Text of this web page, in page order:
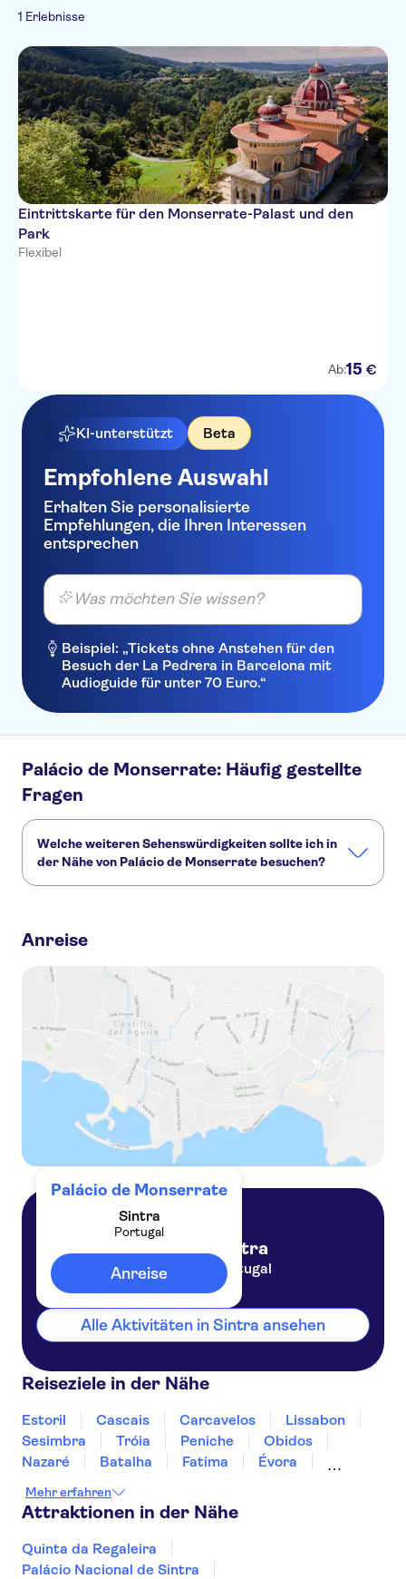
1 Erlebnisse
Eintrittskarte für den Monserrate-Palast und den
Park
Flexibel
Ab:15 €
KI-unterstützt Beta
Empfohlene Auswahl
Erhalten Sie personalisierte
Empfehlungen, die Ihren Interessen
entsprechen
Was möchten Sie wissen?
Beispiel: „Tickets ohne Anstehen für den
Besuch der La Pedrera in Barcelona mit
Audioguide für unter 70 Euro.“
Palácio de Monserrate: Häufig gestellte
Fragen
Welche weiteren Sehenswürdigkeiten sollte ich in
der Nähe von Palácio de Monserrate besuchen?
Quinta da Regaleira
Palácio Nacional de Queluz
Anreise
Palácio de Monserrate
Sintra
Portugal
Anreise
Sintra
Portugal
Alle Aktivitäten in Sintra ansehen
Reiseziele in der Nähe
Estoril Cascais Carcavelos
Lissabon
Sesimbra
Tróia Peniche
Obidos
Nazaré
Batalha Fatima
Évora
Mehr erfahren
Attraktionen in der Nähe
Quinta da Regaleira
Palácio Nacional de Sintra